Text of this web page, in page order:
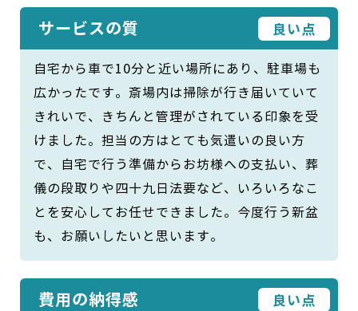
サービスの質 良い点
自宅から車で10分と近い場所にあり、駐車場も
広かったです。斎場内は掃除が行き届いていて
きれいで、きちんと管理がされている印象を受
けました。担当の方はとても気遣いの良い方
で、自宅で行う準備からお坊様への支払い、葬
儀の段取りや四十九日法要など、いろいろなこ
とを安心してお任せできました。今度行う新盆
も、お願いしたいと思います。
費用の納得感 良い点